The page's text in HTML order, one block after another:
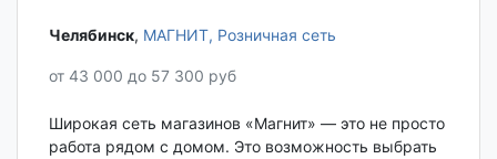
Челябинск‎, МАГНИТ, Розничная сеть
от 43 000 до 57 300 руб
Широкая сеть магазинов «Магнит» — это не просто
работа рядом с домом. Это возможность выбрать